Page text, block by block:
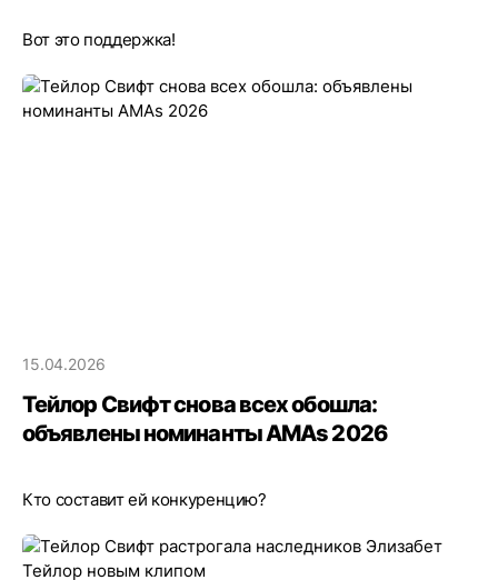
Вот это поддержка!
15.04.2026
Тейлор Свифт снова всех обошла:
объявлены номинанты AMAs 2026
Кто составит ей конкуренцию?